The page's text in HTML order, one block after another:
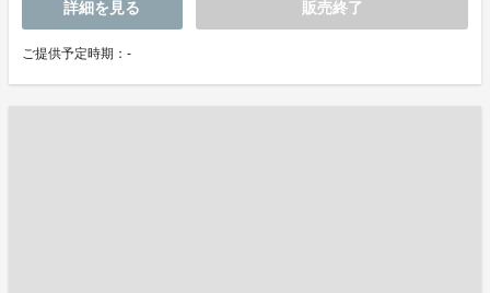
詳細を見る 販売終了
ご提供予定時期：-